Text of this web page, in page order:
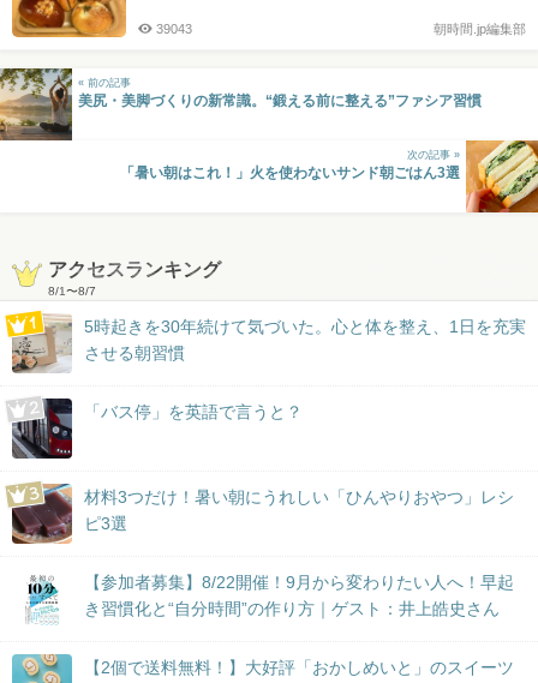
朝時間.jp編集部
39043
« 前の記事
美尻・美脚づくりの新常識。“鍛える前に整える”ファシア習慣
次の記事 »
「暑い朝はこれ！」火を使わないサンド朝ごはん3選
アクセスランキング
8/1〜8/7
5時起きを30年続けて気づいた。心と体を整え、1日を充実
させる朝習慣
「バス停」を英語で言うと？
材料3つだけ！暑い朝にうれしい「ひんやりおやつ」レシ
ピ3選
【参加者募集】8/22開催！9月から変わりたい人へ！早起
き習慣化と“自分時間”の作り方｜ゲスト：井上皓史さん
【2個で送料無料！】大好評「おかしめいと」のスイーツ